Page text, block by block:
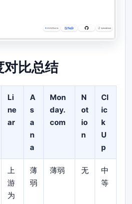
对比总结
Li
ne
ar
A
s
a
n
a
Mon
day.
com
N
ot
io
n
Cl
ic
k
U
p
上
游
为
薄
弱
薄弱 无
中
等